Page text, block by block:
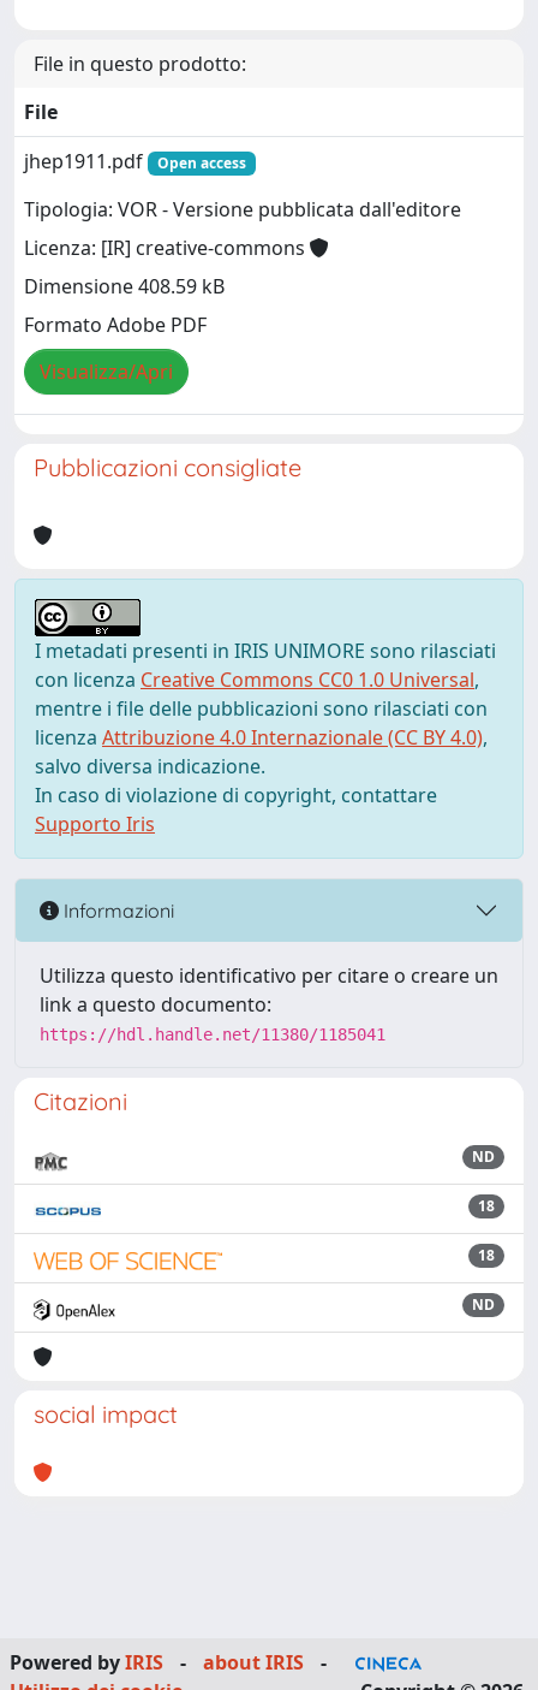
File in questo prodotto:
File
jhep1911.pdf
Open access
Tipologia: VOR - Versione pubblicata dall'editore
Licenza: [IR] creative-commons
Dimensione 408.59 kB
Formato Adobe PDF
Visualizza/Apri
Pubblicazioni consigliate
I metadati presenti in IRIS UNIMORE sono rilasciati
con licenza Creative Commons CC0 1.0 Universal,
mentre i file delle pubblicazioni sono rilasciati con
licenza Attribuzione 4.0 Internazionale (CC BY 4.0),
salvo diversa indicazione.
In caso di violazione di copyright, contattare
Supporto Iris
Informazioni
Utilizza questo identificativo per citare o creare un
link a questo documento:
https://hdl.handle.net/11380/1185041
Citazioni
ND
18
18
ND
social impact
Powered byIRIS - about IRIS
-